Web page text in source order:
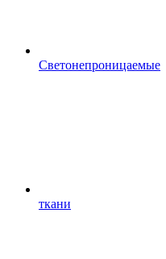
Светонепроницаемые
ткани